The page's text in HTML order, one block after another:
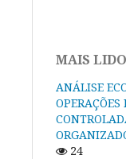
MAIS
ANÁLISE
24